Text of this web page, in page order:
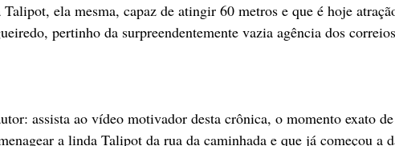
Talipot, ela mesma, capaz de atingir 60 metros e que é hoje
pertinho da surpreendentemente vazia agência dos
assista ao vídeo motivador desta crônica, o momento exato
a linda Talipot da rua da caminhada e que já começou a